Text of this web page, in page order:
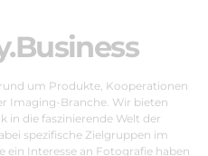
um Produkte, Kooperationen
Imaging-Branche. Wir bieten
in die faszinierende Welt der
spezifische Zielgruppen im
ein Interesse an Fotografie haben